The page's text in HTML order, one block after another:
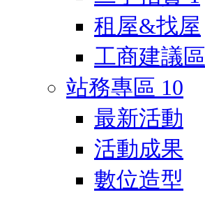
租屋&找屋
工商建議區
站務專區 10
最新活動
活動成果
數位造型